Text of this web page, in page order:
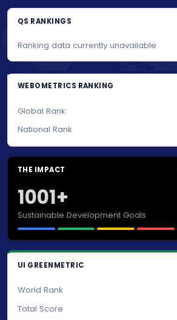
QS RANKINGS
Ranking data currently unavailable.
WEBOMETRICS RANKING
Global Rank
National Rank
THE IMPACT
1001+
Sustainable Development Goals
UI GREENMETRIC
World Rank
Total Score